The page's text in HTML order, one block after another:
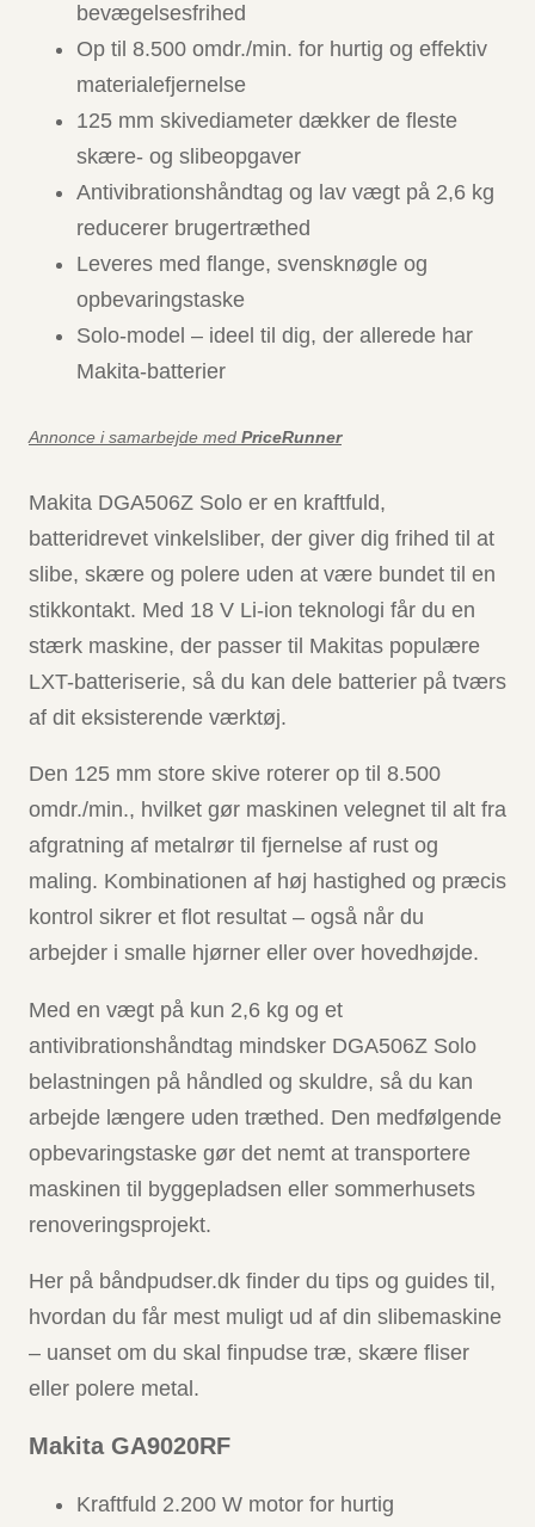
bevægelsesfrihed
Op til 8.500 omdr./min. for hurtig og effektiv
materialefjernelse
125 mm skivediameter dækker de fleste
skære- og slibeopgaver
Antivibrationshåndtag og lav vægt på 2,6 kg
reducerer brugertræthed
Leveres med flange, svensknøgle og
opbevaringstaske
Solo-model – ideel til dig, der allerede har
Makita-batterier
Annonce i samarbejde med PriceRunner
Makita DGA506Z Solo er en kraftfuld,
batteridrevet vinkelsliber, der giver dig frihed til at
slibe, skære og polere uden at være bundet til en
stikkontakt. Med 18 V Li-ion teknologi får du en
stærk maskine, der passer til Makitas populære
LXT-batteriserie, så du kan dele batterier på tværs
af dit eksisterende værktøj.
Den 125 mm store skive roterer op til 8.500
omdr./min., hvilket gør maskinen velegnet til alt fra
afgratning af metalrør til fjernelse af rust og
maling. Kombinationen af høj hastighed og præcis
kontrol sikrer et flot resultat – også når du
arbejder i smalle hjørner eller over hovedhøjde.
Med en vægt på kun 2,6 kg og et
antivibrationshåndtag mindsker DGA506Z Solo
belastningen på håndled og skuldre, så du kan
arbejde længere uden træthed. Den medfølgende
opbevaringstaske gør det nemt at transportere
maskinen til byggepladsen eller sommerhusets
renoveringsprojekt.
Her på båndpudser.dk finder du tips og guides til,
hvordan du får mest muligt ud af din slibemaskine
– uanset om du skal finpudse træ, skære fliser
eller polere metal.
Makita GA9020RF
Kraftfuld 2.200 W motor for hurtig